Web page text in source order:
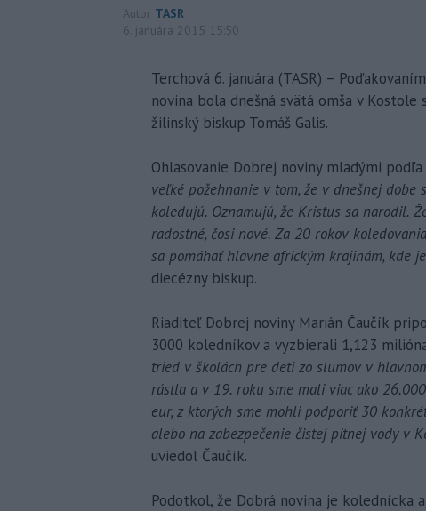
Autor TASR
6. januára 2015 15:50
Terchová 6. januára (TASR) –
novina bola dnešná svätá omša v
žilinský biskup Tomáš Galis.
Ohlasovanie Dobrej noviny mladými
veľké požehnanie v tom, že v dnešnej
koledujú. Oznamujú, že Kristus sa narodil.
radostné, čosi nové. Za 20 rokov
sa pomáhať hlavne africkým krajinám, kde
diecézny biskup.
Riaditeľ Dobrej noviny Marián Čaučík
3000 koledníkov a vyzbierali 1,123
tried v školách pre deti zo slumov v
rástla a v 19. roku sme mali viac ako
eur, z ktorých sme mohli podporiť 30
alebo na zabezpečenie čistej pitnej vody v
uviedol Čaučík.
Podotkol, že Dobrá novina je kolednícka